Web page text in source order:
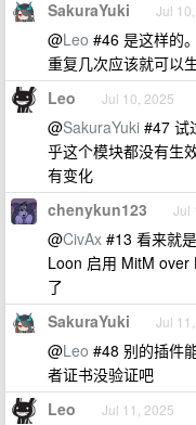
SakuraYuki Jul
@Leo #46 是这样的
重复几次应该就可以
Leo Jul 10, 2025
@SakuraYuki #47 试
乎这个模块都没有生
有变化
chenykun123 Jul
@CivAx #13 看来就
Loon 启用 MitM over
了
SakuraYuki Jul
@Leo #48 别的插件
者证书没验证吧
Leo Jul 11, 2025